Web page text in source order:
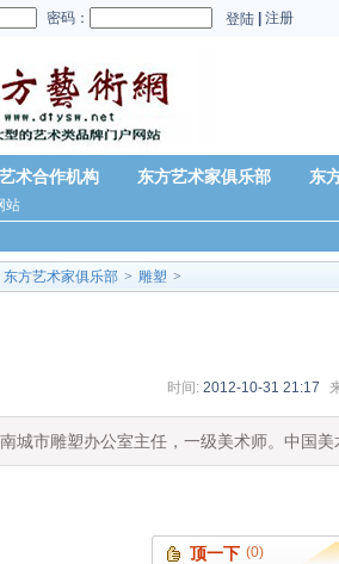
密码： 登陆| 注册
艺术合作机构 东方艺术家俱乐部 东
站
东方艺术家俱乐部 > 雕塑 >
时间: 2012-10-31 21:17
城市雕塑办公室主任，一级美术师。中国
顶一下 (0)